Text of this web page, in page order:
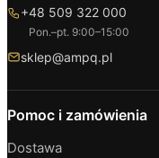
+48 509 322 000
Pon.–pt. 9:00–15:00
sklep@ampq.pl
Pomoc i zamówienia
Dostawa